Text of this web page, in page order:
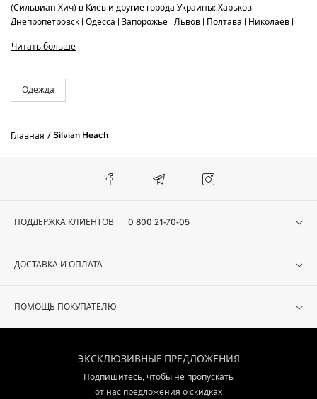
(Сильвиан Хич) в Киев и другие города Украины: Харьков |
Днепропетровск | Одесса | Запорожье | Львов | Полтава | Николаев |
Читать больше
Одежда
Главная Silvian Heach
ПОДДЕРЖКА КЛИЕНТОВ 0 800 21-70-05
ДОСТАВКА И ОПЛАТА
ПОМОЩЬ ПОКУПАТЕЛЮ
ЭКСКЛЮЗИВНЫЕ ПРЕДЛОЖЕНИЯ
Подпишитесь, чтобы не пропускать
от нас предложения о скидках